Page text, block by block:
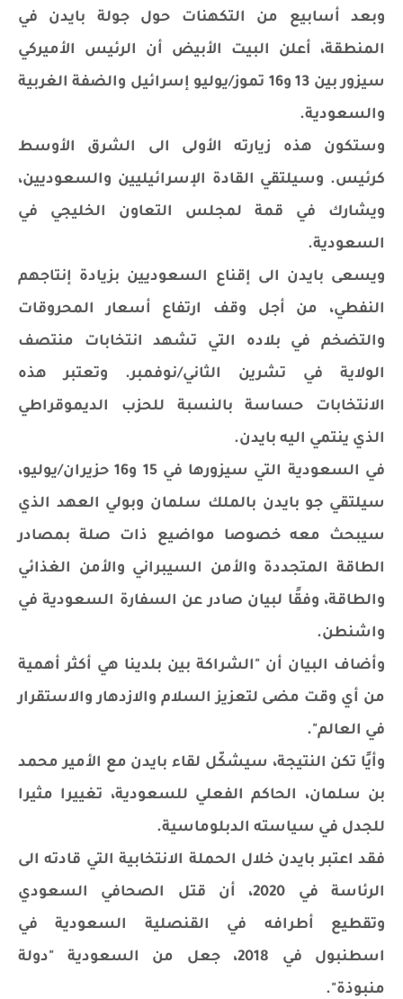
وبعد أسابيع من التكهنات حول جولة بايدن في
المنطقة، أعلن البيت الأبيض أن الرئيس الأميركي
سيزور بين 13 و16 تموز/يوليو إسرائيل والضفة الغربية
والسعودية.
وستكون هذه زيارته الأولى الى الشرق الأوسط
كرئيس. وسيلتقي القادة الإسرائيليين والسعوديين،
ويشارك في قمة لمجلس التعاون الخليجي في
السعودية.
ويسعى بايدن الى إقناع السعوديين بزيادة إنتاجهم
النفطي، من أجل وقف ارتفاع أسعار المحروقات
والتضخم في بلاده التي تشهد انتخابات منتصف
الولاية في تشرين الثاني/نوفمبر. وتعتبر هذه
الانتخابات حساسة بالنسبة للحزب الديموقراطي
الذي ينتمي اليه بايدن.
في السعودية التي سيزورها في 15 و16 حزيران/يوليو،
سيلتقي جو بايدن بالملك سلمان وبولي العهد الذي
سيبحث معه خصوصا مواضيع ذات صلة بمصادر
الطاقة المتجددة والأمن السيبراني والأمن الغذائي
والطاقة، وفقًا لبيان صادر عن السفارة السعودية في
واشنطن.
وأضاف البيان أن "الشراكة بين بلدينا هي أكثر أهمية
من أي وقت مضى لتعزيز السلام والازدهار والاستقرار
في العالم".
وأيًا تكن النتيجة، سيشكّل لقاء بايدن مع الأمير محمد
بن سلمان، الحاكم الفعلي للسعودية، تغييرا مثيرا
للجدل في سياسته الدبلوماسية.
فقد اعتبر بايدن خلال الحملة الانتخابية التي قادته الى
الرئاسة في 2020، أن قتل الصحافي السعودي
وتقطيع أطرافه في القنصلية السعودية في
اسطنبول في 2018، جعل من السعودية "دولة
منبوذة".